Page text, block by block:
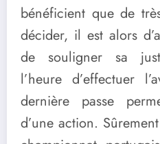
bénéficient que de
décider, il est alors
de souligner sa
l’heure d’effectuer
dernière passe
d’une action.